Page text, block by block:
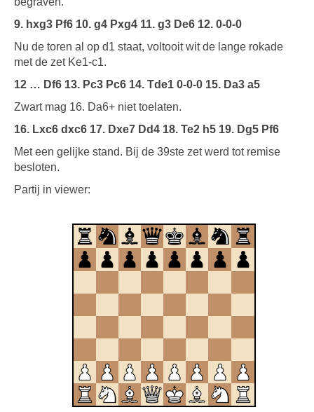
9. hxg3 Pf6 10. g4 Pxg4 11. g3 De6 12. 0-0-0
Nu de toren al op d1 staat, voltooit wit de lange rokade
met de zet Ke1-c1.
12 … Df6 13. Pc3 Pc6 14. Tde1 0-0-0 15. Da3 a5
Zwart mag 16. Da6+ niet toelaten.
16. Lxc6 dxc6 17. Dxe7 Dd4 18. Te2 h5 19. Dg5 Pf6
Met een gelijke stand. Bij de 39ste zet werd tot remise
besloten.
Partij in viewer: